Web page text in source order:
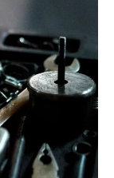
e
r
r
a
m
A
p
p